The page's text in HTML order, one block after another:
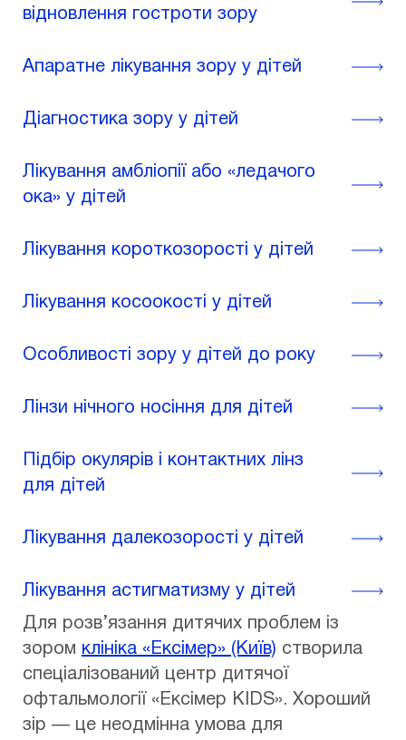
відновлення гостроти зору
Апаратне лікування зору у дітей
Діагностика зору у дітей
Лікування амбліопії або «ледачого
ока» у дітей
Лікування короткозорості у дітей
Лікування косоокості у дітей
Особливості зору у дітей до року
Лінзи нічного носіння для дітей
Підбір окулярів і контактних лінз
для дітей
Лікування далекозорості у дітей
Лікування астигматизму у дітей
Для розв’язання дитячих проблем із
зором клініка «Ексімер» (Київ) створила
спеціалізований центр дитячої
офтальмології «Ексімер KIDS». Хороший
зір — це неодмінна умова для